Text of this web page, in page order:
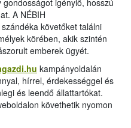
igénylő, hosszú
A NÉBIH
követőket találni
körében, akik szintén
emberek ügyét.
kampányoldalán
hírrel, érdekességgel és
és leendő állattartókat.
követhetik nyomon